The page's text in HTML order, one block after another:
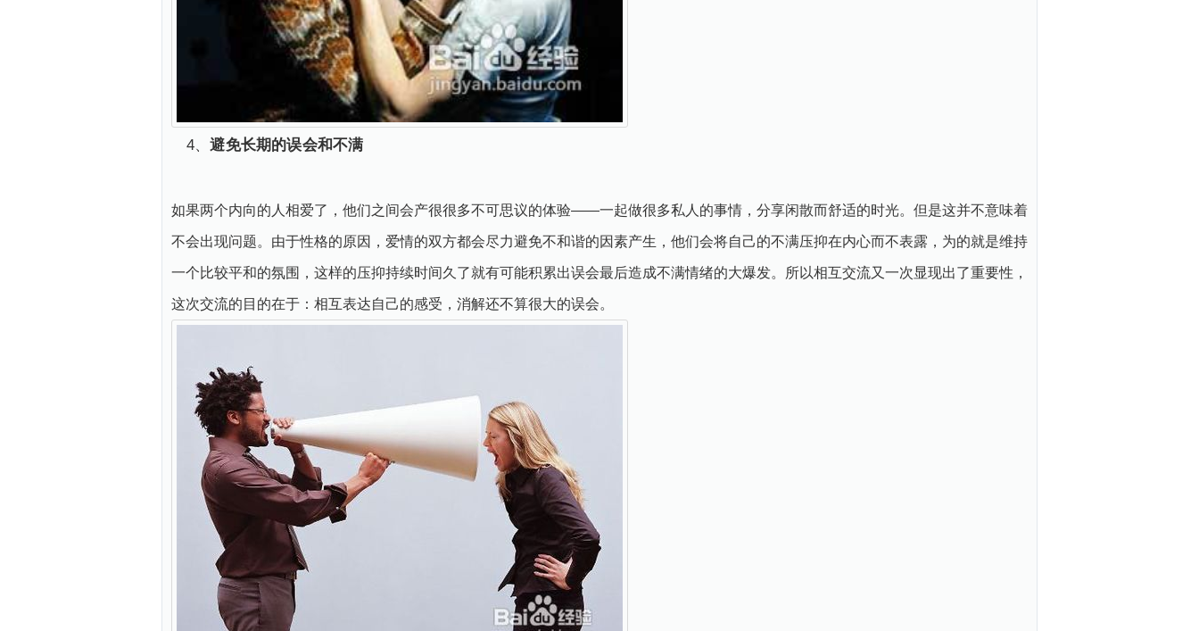
4、避免长期的误会和不满
如果两个内向的人相爱了，他们之间会产很很多不可思议的体验——一起做很多私人的事情，分享闲散而舒适的时光。但是这并不意味着
不会出现问题。由于性格的原因，爱情的双方都会尽力避免不和谐的因素产生，他们会将自己的不满压抑在内心而不表露，为的就是维持
一个比较平和的氛围，这样的压抑持续时间久了就有可能积累出误会最后造成不满情绪的大爆发。所以相互交流又一次显现出了重要性，
这次交流的目的在于：相互表达自己的感受，消解还不算很大的误会。